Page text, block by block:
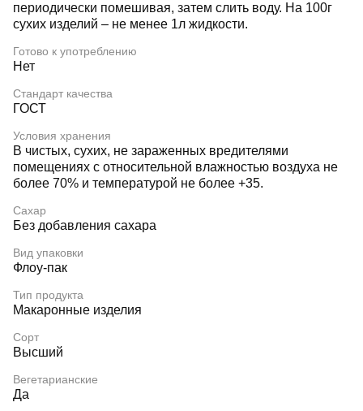
периодически помешивая, затем слить воду. На 100г
сухих изделий – не менее 1л жидкости.
Готово к употреблению
Нет
Стандарт качества
ГОСТ
Условия хранения
В чистых, сухих, не зараженных вредителями
помещениях с относительной влажностью воздуха не
более 70% и температурой не более +35.
Сахар
Без добавления сахара
Вид упаковки
Флоу-пак
Тип продукта
Макаронные изделия
Сорт
Высший
Вегетарианские
Да